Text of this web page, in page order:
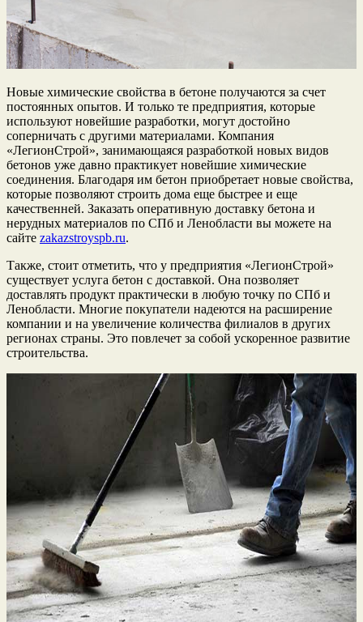
Новые химические свойства в бетоне получаются за счет
постоянных опытов. И только те предприятия, которые
используют новейшие разработки, могут достойно
соперничать с другими материалами. Компания
«ЛегионСтрой», занимающаяся разработкой новых видов
бетонов уже давно практикует новейшие химические
соединения. Благодаря им бетон приобретает новые свойства,
которые позволяют строить дома еще быстрее и еще
качественней. Заказать оперативную доставку бетона и
нерудных материалов по СПб и Ленобласти вы можете на
сайте zakazstroyspb.ru.
Также, стоит отметить, что у предприятия «ЛегионСтрой»
существует услуга бетон с доставкой. Она позволяет
доставлять продукт практически в любую точку по СПб и
Ленобласти. Многие покупатели надеются на расширение
компании и на увеличение количества филиалов в других
регионах страны. Это повлечет за собой ускоренное развитие
строительства.